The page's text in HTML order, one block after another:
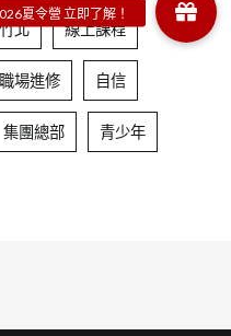
北 線上課程
職場進修 自信
集團總部 青少年